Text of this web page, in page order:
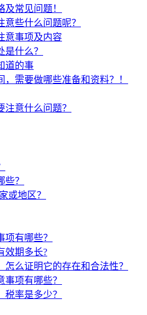
常见问题！
些什么问题呢？
意事项及内容
什么？
道的事
需要做哪些准备和资料？！
意什么问题？
？
或地区？
有哪些？
效期多长?
么证明它的存在和合法性？
项有哪些？
率是多少？